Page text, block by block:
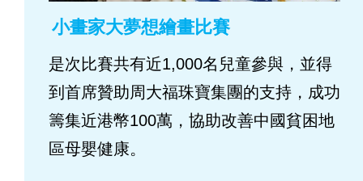
小畫家大夢想繪畫比賽
是次比賽共有近1,000名兒童參與，並得
到首席贊助周大福珠寶集團的支持，成功
籌集近港幣100萬，協助改善中國貧困地
區母嬰健康。